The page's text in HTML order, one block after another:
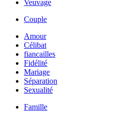
Veuvage
Couple
Amour
Célibat
fiancailles
Fidélité
Mariage
Séparation
Sexualité
Famille